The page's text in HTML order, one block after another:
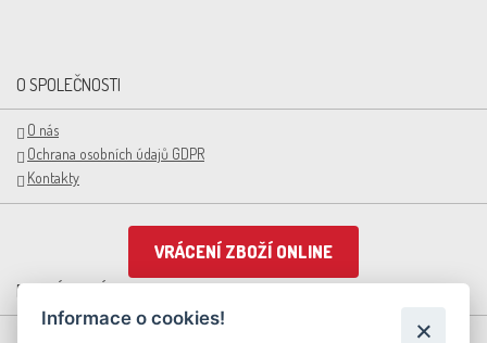
O SPOLEČNOSTI
O nás
Ochrana osobních údajů GDPR
Kontakty
VRÁCENÍ ZBOŽÍ ONLINE
PRO ZÁKAZNÍKY
Informace o cookies!